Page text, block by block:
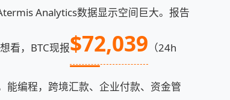
Analytics数据显示空间巨大。报告
看，BTC现报$72,039 （24h
能编程，跨境汇款、企业付款、资金管